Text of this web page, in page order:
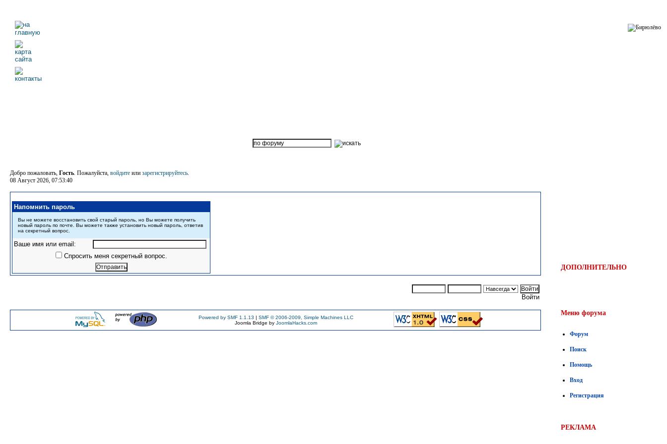
Добро пожаловать, Гость. Пожалуйста, войдите или зарегистрируйтесь.
08 Август 2026, 07:53:40
Напомнить пароль
Вы не можете восстановить свой старый пароль, но Вы можете получить
новый пароль по почте. Вы можете также установить новый пароль, ответив
на секретный вопрос.
Ваше имя или email:
Спросить меня секретный вопрос.
Войти
Powered by SMF 1.1.13 | SMF © 2006-2009, Simple Machines LLC
Joomla Bridge by JoomlaHacks.com
ДОПОЛНИТЕЛЬНО
Меню форума
Форум
Поиск
Помощь
Вход
Регистрация
РЕКЛАМА